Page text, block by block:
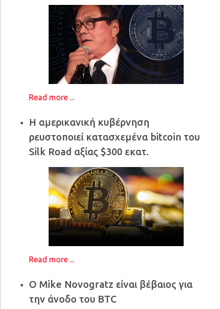
Read more ...
Η αμερικανική κυβέρνηση
ρευστοποιεί κατασχεμένα bitcoin του
Silk Road αξίας $300 εκατ.
Read more ...
Ο Mike Novogratz είναι βέβαιος για
την άνοδο του BTC